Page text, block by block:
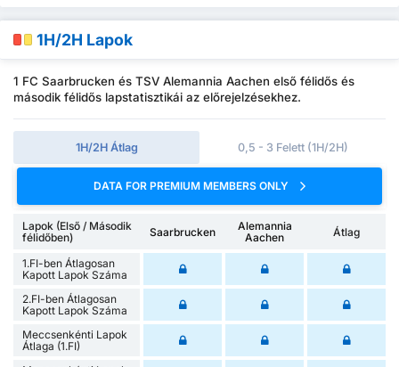
1H/2H Lapok
1 FC Saarbrucken és TSV Alemannia Aachen első félidős és
második félidős lapstatisztikái az előrejelzésekhez.
1H/2H Átlag 0,5 - 3 Felett (1H/2H)
DATA FOR PREMIUM MEMBERS ONLY
Lapok (Első / Második
félidőben)
Saarbrucken
Alemannia
Aachen
Átlag
1.FI-ben Átlagosan
Kapott Lapok Száma
2.FI-ben Átlagosan
Kapott Lapok Száma
Meccsenkénti Lapok
Átlaga (1.FI)